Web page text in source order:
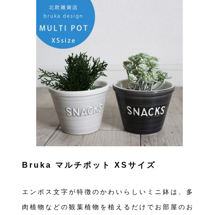
Bruka マルチポット XSサイズ
エンボス文字が特徴のかわいらしいミニ鉢は、多
肉植物などの観葉植物を植えるだけでお部屋のお